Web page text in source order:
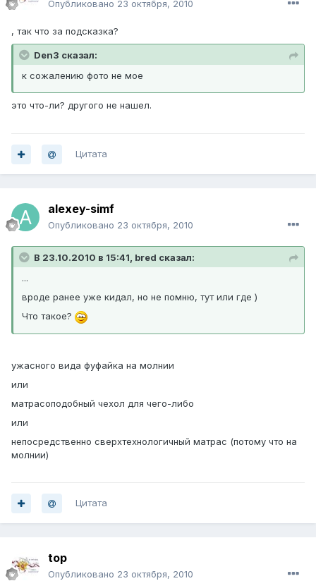
Опубликовано 23 октября, 2010
, так что за подсказка?
Den3 сказал:
к сожалению фото не мое
это что-ли? другого не нашел.
Цитата
alexey-simf
Опубликовано 23 октября, 2010
В 23.10.2010 в 15:41, bred сказал:
...
вроде ранее уже кидал, но не помню, тут или где )
Что такое?
ужасного вида фуфайка на молнии
или
матрасоподобный чехол для чего-либо
или
непосредственно сверхтехнологичный матрас (потому что на
молнии)
Цитата
top
Опубликовано 23 октября, 2010